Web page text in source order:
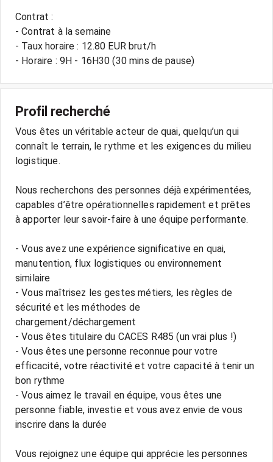
Contrat :
- Contrat à la semaine
- Taux horaire : 12.80 EUR brut/h
- Horaire : 9H - 16H30 (30 mins de pause)
Profil recherché
Vous êtes un véritable acteur de quai, quelqu’un qui
connaît le terrain, le rythme et les exigences du milieu
logistique.
Nous recherchons des personnes déjà expérimentées,
capables d’être opérationnelles rapidement et prêtes
à apporter leur savoir-faire à une équipe performante.
- Vous avez une expérience significative en quai,
manutention, flux logistiques ou environnement
similaire
- Vous maîtrisez les gestes métiers, les règles de
sécurité et les méthodes de
chargement/déchargement
- Vous êtes titulaire du CACES R485 (un vrai plus !)
- Vous êtes une personne reconnue pour votre
efficacité, votre réactivité et votre capacité à tenir un
bon rythme
- Vous aimez le travail en équipe, vous êtes une
personne fiable, investie et vous avez envie de vous
inscrire dans la durée
Vous rejoignez une équipe qui apprécie les personnes